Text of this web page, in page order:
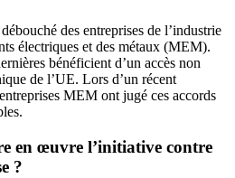
des entreprises de l’industrie
électriques et des métaux (MEM).
bénéficient d’un accès non
de l’UE. Lors d’un récent
MEM ont jugé ces accords
en œuvre l’initiative contre
?